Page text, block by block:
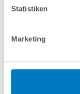
Statistiken
Marketing